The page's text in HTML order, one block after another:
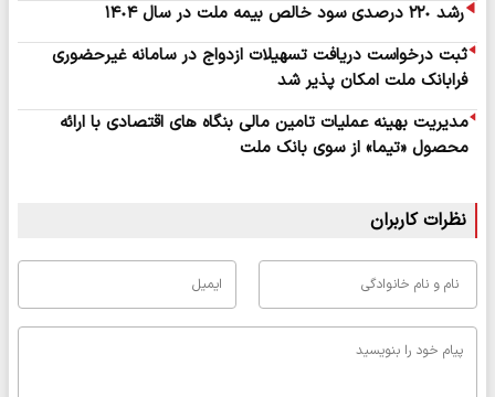
رشد ۲۲٠ درصدی سود خالص بیمه ملت در سال ۱۴٠۴
ثبت درخواست دریافت تسهیلات ازدواج در سامانه غیرحضوری
فرابانک ملت امکان پذیر شد
مدیریت بهینه عملیات تامین مالی بنگاه های اقتصادی با ارائه
محصول «تیما» از سوی بانک ملت
نظرات کاربران